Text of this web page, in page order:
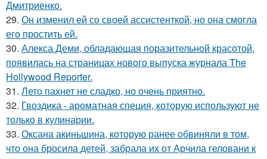
Дмитриенко.
29. Он изменил ей со своей ассистенткой, но она смогла
его простить ей.
30. Алекса Деми, обладающая поразительной красотой,
появилась на страницах нового выпуска журнала The
Hollywood Reporter.
31. Лето пахнет не сладко, но очень приятно.
32. Гвоздика - ароматная специя, которую используют не
только в кулинарии.
33. Оксана акиньшина, которую ранее обвиняли в том,
что она бросила детей, забрала их от Арчила геловани к